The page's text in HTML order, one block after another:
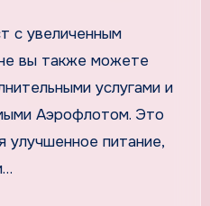
с увеличенным
вы также можете
услугами и
Аэрофлотом. Это
улучшенное питание,